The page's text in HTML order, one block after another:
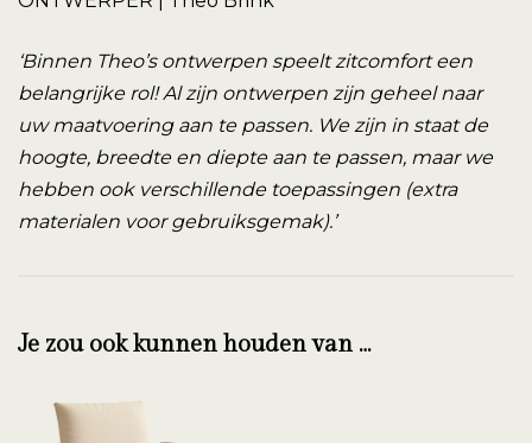
‘Binnen Theo’s ontwerpen speelt zitcomfort een
belangrijke rol! Al zijn ontwerpen zijn geheel naar
uw maatvoering aan te passen. We zijn in staat de
hoogte, breedte en diepte aan te passen, maar we
hebben ook verschillende toepassingen (extra
materialen voor gebruiksgemak).’
Je zou ook kunnen houden van …